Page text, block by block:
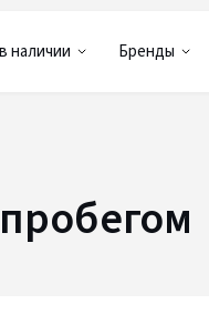
наличии Бренды